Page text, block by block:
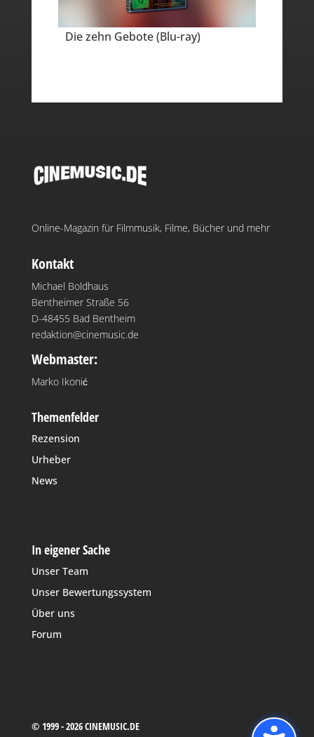
Die zehn Gebote (Blu-ray)
Online-Magazin für Filmmusik, Filme, Bücher und mehr
Kontakt
Michael Boldhaus
Bentheimer Straße 56
D-48455 Bad Bentheim
redaktion@cinemusic.de
Webmaster:
Marko Ikonić
Themenfelder
Rezension
Urheber
News
In eigener Sache
Unser Team
Unser Bewertungssystem
Über uns
Forum
© 1999 - 2026 CINEMUSIC.DE